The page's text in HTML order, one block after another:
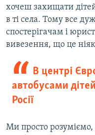
хочеш захищати
в ті села. Тому все
спостерігачам і
вивезення, що це
В центрі
автобусами
Росії
Ми просто